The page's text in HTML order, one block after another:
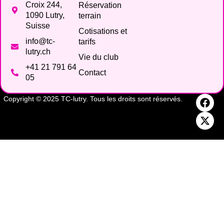
Croix 244,
1090 Lutry,
Suisse
info@tc-
lutry.ch
+41 21 791 64
05
Réservation
terrain
Cotisations et
tarifs
Vie du club
Contact
Copyright © 2025 TC-lutry. Tous les droits sont réservés.